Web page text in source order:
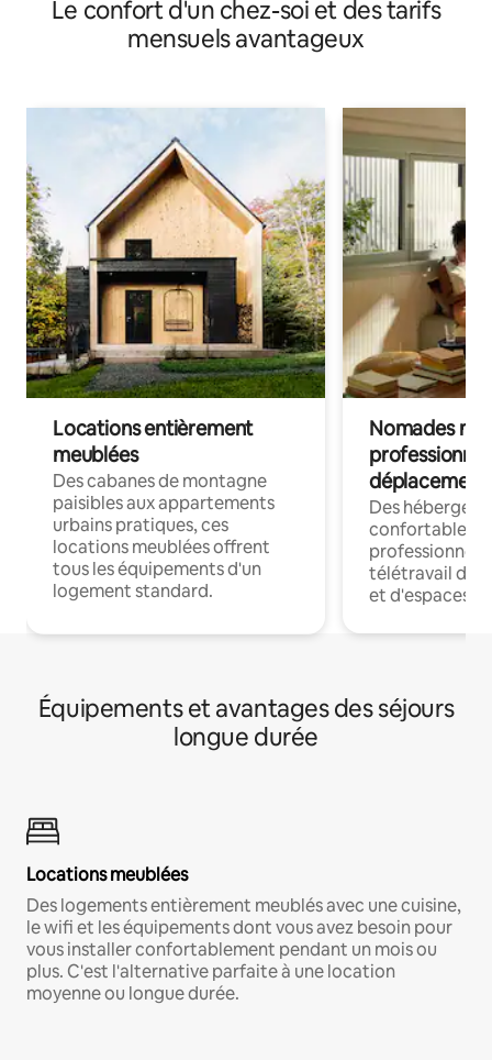
Le confort d'un chez-soi et des tarifs
mensuels avantageux
Locations entièrement
meublées
Des cabanes de montagne
paisibles aux appartements
urbains pratiques, ces
locations meublées offrent
tous les équipements d'un
logement standard.
Nomades
déplacement
Des
confortables
professionnels
télétravail
et d'espaces
Équipements et avantages des séjours
longue durée
Locations meublées
Des logements entièrement meublés avec une cuisine,
le wifi et les équipements dont vous avez besoin pour
vous installer confortablement pendant un mois ou
plus. C'est l'alternative parfaite à une location
moyenne ou longue durée.